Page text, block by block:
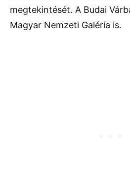
megtekintését. A Budai
Magyar Nemzeti Galéria is.